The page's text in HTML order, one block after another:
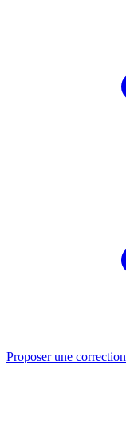
Proposer une correction